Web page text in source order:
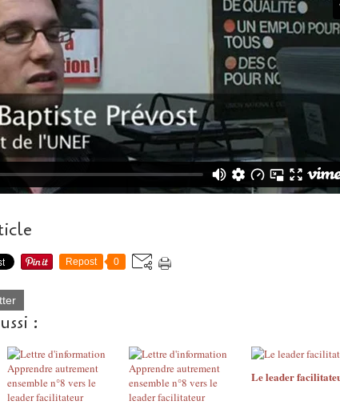
Repost 0
:
Le leader